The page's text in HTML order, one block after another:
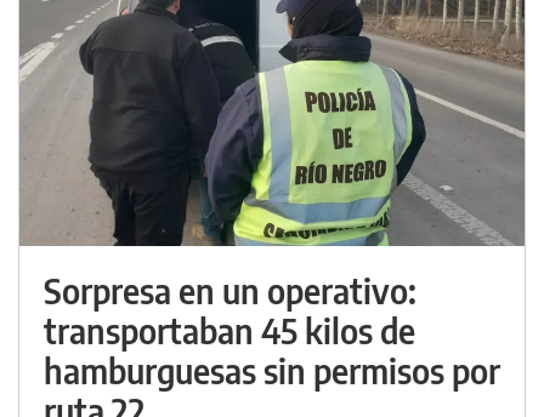
Sorpresa en un operativo:
transportaban 45 kilos de
hamburguesas sin permisos por